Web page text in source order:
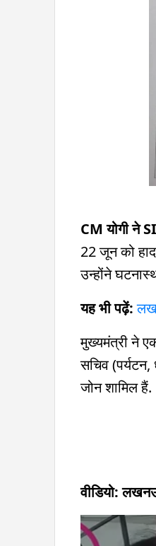
CM योगी ने
22 जून को
उन्होंने
यह भी पढ़ें:
मुख्यमंत्री ने
सचिव
जोन शामिल हैं.
वीडियो: